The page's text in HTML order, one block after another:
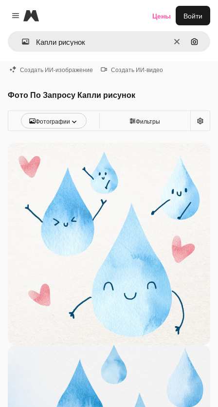
Close menu
Magnific
ОчиститьПоиск
Цены Войти
Создать ИИ-изображение Создать ИИ-видео
Фото По Запросу Капли рисунок
Фотографии Фильтры